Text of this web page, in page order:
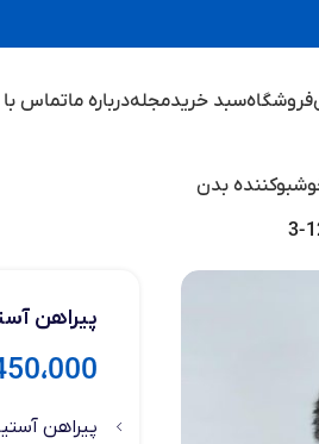
فروشگاهسبد خریدمجلهدرباره ماتماس با
بدن
پیراهن
پیراهن